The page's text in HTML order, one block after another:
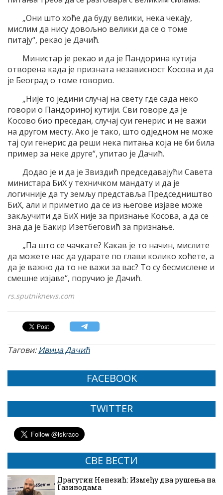
„Они што хоће да буду велики, нека чекају,
мислим да нису довољно велики да се о томе
питају“, рекао је Дачић.
Министар је рекао и да је Пандорина кутија
отворена када је призната независност Косова и да
је Београд о томе говорио.
„Није то једини случај на свету где сада неко
говори о Пандориној кутији. Сви говоре да је
Косово био преседан, случај суи генерис и не важи
на другом месту. Ако је тако, што одједном не може
тај суи генерис да реши нека питања која не би била
пример за неке друге“, упитао је Дачић.
Додао је и да је Звиздић председавајући Савета
министара БиХ у техничком мандату и да је
логичније да ту земљу представља Председништво
БиХ, али и приметио да се из његове изјаве може
закључити да БиХ није за признање Косова, а да се
зна да је Бакир Изетбеговић за признање.
„Па што се чачкате? Какав је то начин, мислите
да можете нас да ударате по глави колико хоћете, а
да је важно да то не важи за вас? То су бесмислене и
смешне изјаве“, поручио је Дачић.
rs.sputniknews.com
Тагови:Ивица Дачић
FACEBOOK
TWITTER
СВЕ ВЕСТИ
Драгутин Ненезић: Између два рушења на
Газиводама